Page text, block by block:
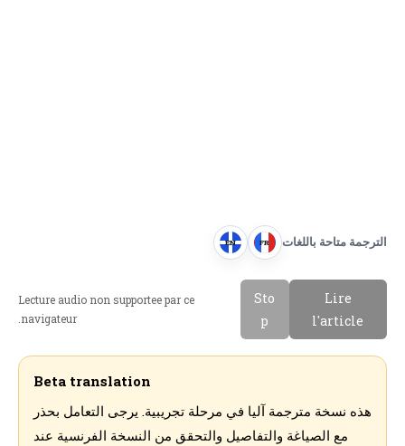
الترجمة متاحة باللغات FR
F
r
a
n
i
EN
E
Lire
l'article
Sto
p
Lecture audio non supportee par ce
navigateur.
Beta translation
هذه نسخة مترجمة آليا في مرحلة تجريبية. يرجى التعامل بحذر
مع الصياغة والتفاصيل والتحقق من النسخة الفرنسية عند